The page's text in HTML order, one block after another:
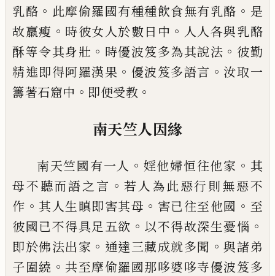
乳酪 。 此摩偷羅國有種種飲食無有乳酪 。 是
故羸瘦 。 時彼女人於數日中 。 人人各與乳酪
酥等令其身壯 。 時優波笈多為其說法 。 彼勤
精進即得阿羅漢果 。 優波笈多語言 。 汝取一
籌著石窟中 。 即便受教 。
南天竺人因緣
南天竺國有一人 。 婬他婦恒往他家 。 其
母不聽而語之言 。若人為此惡行則無惡不
作 。其人生瞋即害其母 。 害已往至他國 。 至
彼國已不得具足五欲 。 以不得故深生憂惱 。
即於佛法出家 。 通達三藏成就多聞 。與諸弟
子圍繞 。共至摩偷羅國那哆婆哆寺優波笈多